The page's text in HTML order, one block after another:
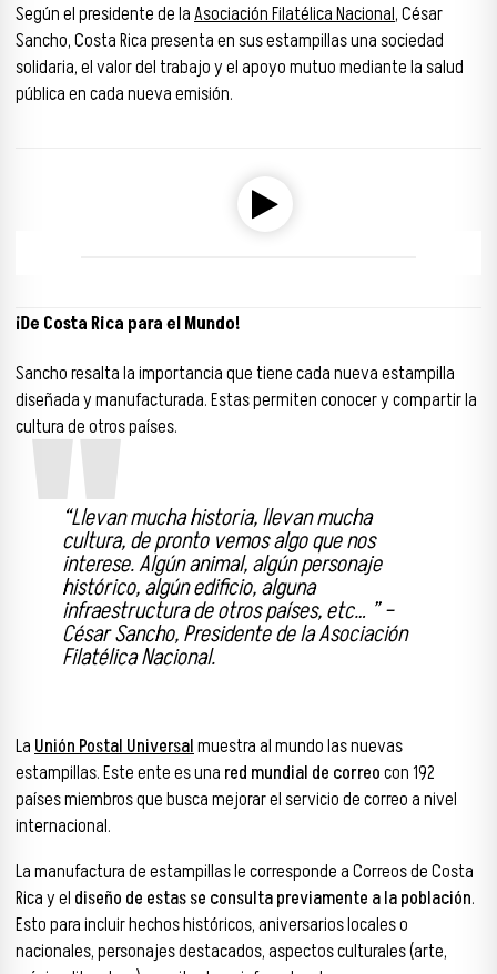
Según el presidente de laAsociación Filatélica Nacional, César
Sancho, Costa Rica presenta en sus estampillas una sociedad
solidaria, el valor del trabajo y el apoyo mutuo mediante la salud
pública en cada nueva emisión.
¡De Costa Rica para el Mundo!
Sancho resalta la importancia que tiene cada nueva estampilla
diseñada y manufacturada. Estas permiten conocer y compartir la
cultura de otros países.
“Llevan mucha historia, llevan mucha
cultura, de pronto vemos algo que nos
interese. Algún animal, algún personaje
histórico, algún edificio, alguna
infraestructura de otros países, etc… ” –
César Sancho, Presidente de la Asociación
Filatélica Nacional.
LaUnión Postal Universalmuestra al mundo las nuevas
estampillas. Este ente es una red mundial de correocon 192
países miembros que busca mejorar el servicio de correo a nivel
internacional.
La manufactura de estampillas le corresponde a Correos de Costa
Rica y el diseño de estas se consulta previamente a la población.
Esto para incluir hechos históricos, aniversarios locales o
nacionales, personajes destacados, aspectos culturales (arte,